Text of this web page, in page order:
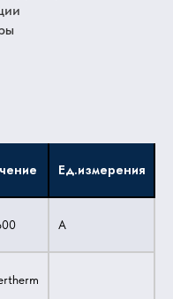
Ед.измерения
A